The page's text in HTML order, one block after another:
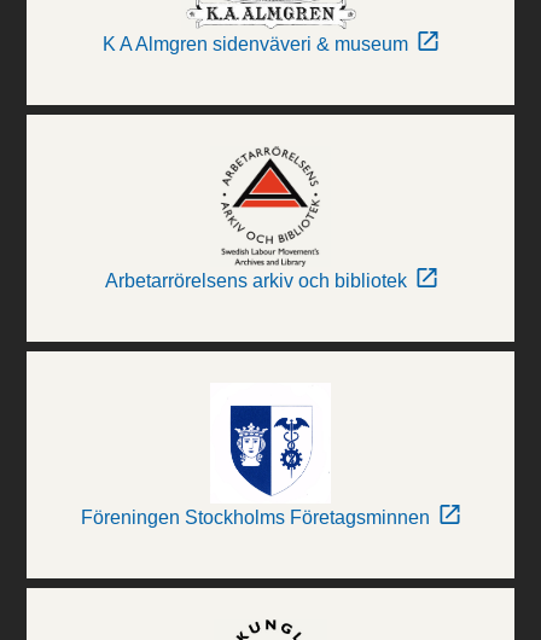
K A Almgren sidenväveri & museum
Arbetarrörelsens arkiv och bibliotek
Föreningen Stockholms Företagsminnen